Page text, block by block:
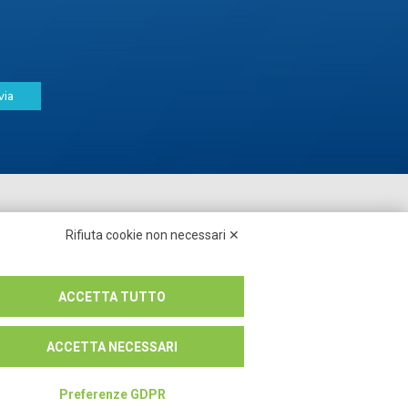
Seguici su:Rifiuta cookie non necessari ✕
ACCETTA TUTTO
ACCETTA NECESSARI
Preferenze GDPR